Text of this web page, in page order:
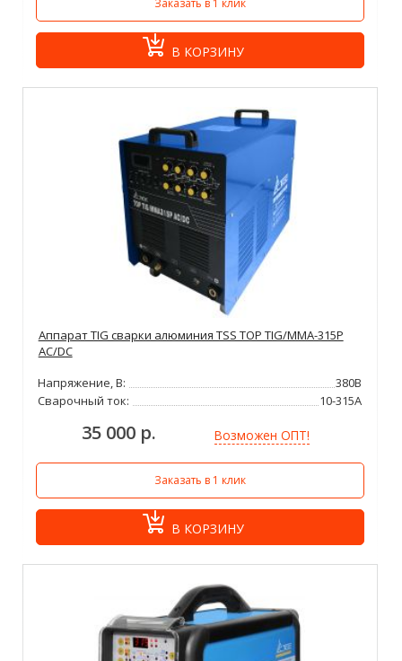
Заказать в 1 клик
В КОРЗИНУ
Аппарат TIG сварки алюминия TSS TOP TIG/MMA-315P
AC/DC
Напряжение, В:
380В
Сварочный ток:
10-315А
35 000 р. Возможен ОПТ!
Заказать в 1 клик
В КОРЗИНУ